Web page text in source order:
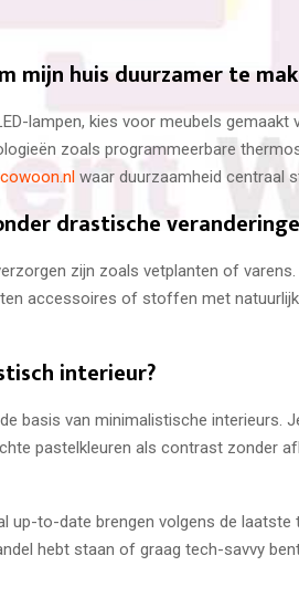
mijn huis duurzamer te
lampen, kies voor meubels gemaakt
zoals programmeerbare
waar duurzaamheid centraal
drastische
zijn zoals vetplanten of varens.
accessoires of stoffen met
interieur?
basis van minimalistische interieurs.
pastelkleuren als contrast zonder
up-to-date brengen volgens de laatste
hebt staan of graag tech-savvy